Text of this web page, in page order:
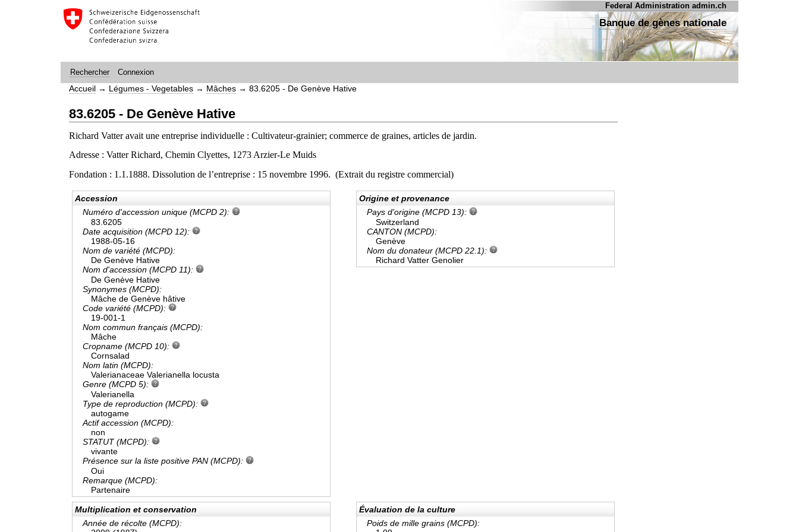
Federal Administration admin.ch
Banque de gènes nationale
Rechercher Connexion
Accueil → Légumes - Vegetables → Mâches →83.6205 - De Genève Hative
83.6205 - De Genève Hative
Richard Vatter avait une entreprise individuelle : Cultivateur-grainier; commerce de graines, articles de jardin.
Adresse : Vatter Richard, Chemin Clyettes, 1273 Arzier-Le Muids
Fondation : 1.1.1888. Dissolution de l’entreprise : 15 novembre 1996. (Extrait du registre commercial)
Accession
Numéro d'accession unique (MCPD 2):
83.6205
Date acquisition (MCPD 12):
1988-05-16
Nom de variété (MCPD):
De Genève Hative
Nom d'accession (MCPD 11):
De Genève Hative
Synonymes (MCPD):
Mâche de Genève hâtive
Code variété (MCPD):
19-001-1
Nom commun français (MCPD):
Mâche
Cropname (MCPD 10):
Cornsalad
Nom latin (MCPD):
Valerianaceae Valerianella locusta
Genre (MCPD 5):
Valerianella
Type de reproduction (MCPD):
autogame
Actif accession (MCPD):
non
STATUT (MCPD):
vivante
Présence sur la liste positive PAN (MCPD):
Oui
Remarque (MCPD):
Partenaire
Origine et provenance
Pays d'origine (MCPD 13):
Switzerland
CANTON (MCPD):
Genève
Nom du donateur (MCPD 22.1):
Richard Vatter Genolier
Multiplication et conservation
Année de récolte (MCPD):
Évaluation de la culture
Poids de mille grains (MCPD):